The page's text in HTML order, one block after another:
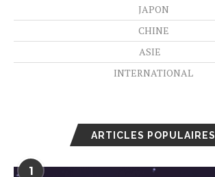
JAPON
CHINE
ASIE
INTERNATIONAL
ARTICLES POPULAIRES
1